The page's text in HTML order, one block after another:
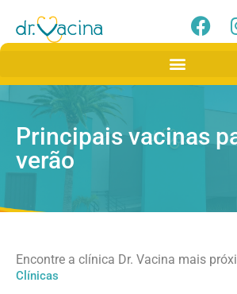
Principais vacinas
verão
Encontre a clínica Dr. Vacina mais
Clínicas